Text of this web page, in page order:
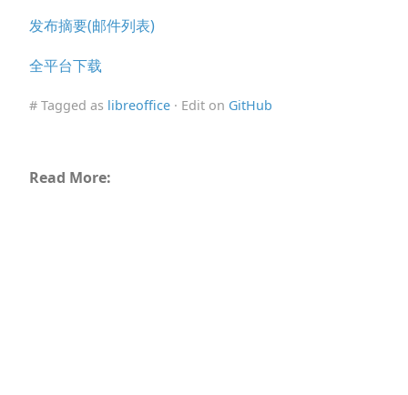
发布摘要(邮件列表)
全平台下载
# Tagged as libreoffice · Edit on GitHub
Read More: